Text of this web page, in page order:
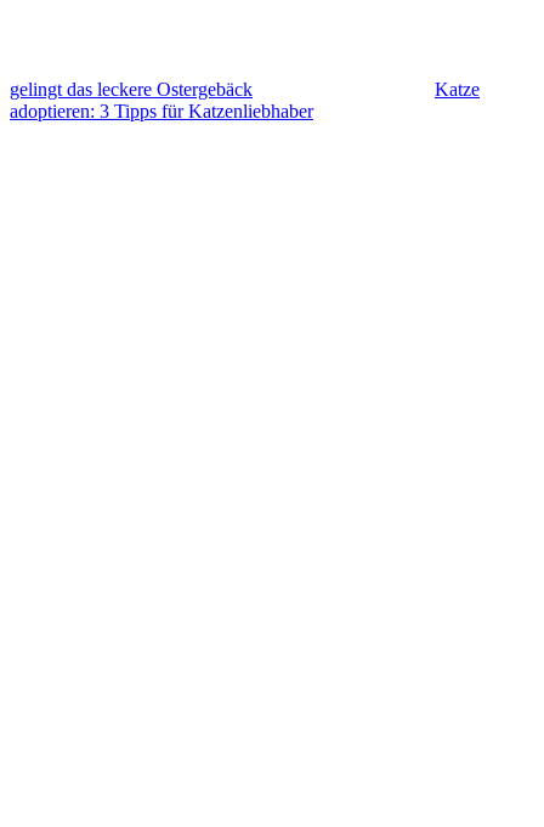
gelingt das leckere Ostergebäck
Katze
adoptieren: 3 Tipps für Katzenliebhaber